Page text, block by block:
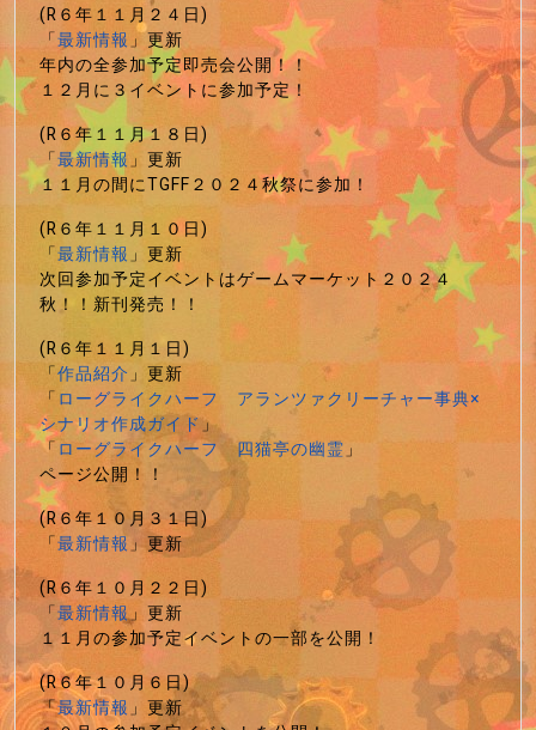
(R６年１１月２４日)
「最新情報」更新
年内の全参加予定即売会公開！！
１２月に３イベントに参加予定！
(R６年１１月１８日)
「最新情報」更新
１１月の間にTGFF２０２４秋祭に参加！
(R６年１１月１０日)
「最新情報」更新
次回参加予定イベントはゲームマーケット２０２４
秋！！新刊発売！！
(R６年１１月１日)
「作品紹介」更新
「ローグライクハーフ アランツァクリーチャー事典×
シナリオ作成ガイド」
「ローグライクハーフ 四猫亭の幽霊」
ページ公開！！
(R６年１０月３１日)
「最新情報」更新
(R６年１０月２２日)
「最新情報」更新
１１月の参加予定イベントの一部を公開！
(R６年１０月６日)
「最新情報」更新